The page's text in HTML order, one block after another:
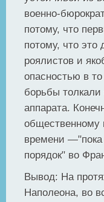
военно-
потому, что
потому, что это
роялистов и
опасностью в
борьбы толкали
аппарата.
общественному
времени —"пока
порядок" во
Вывод: На
Наполеона, во